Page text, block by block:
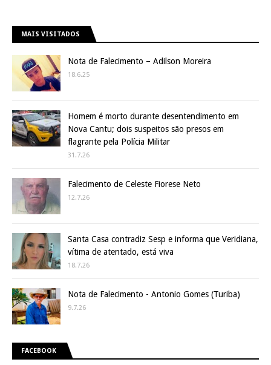
MAIS VISITADOS
Nota de Falecimento – Adilson Moreira
18.6.25
Homem é morto durante desentendimento em
Nova Cantu; dois suspeitos são presos em
flagrante pela Polícia Militar
31.7.26
Falecimento de Celeste Fiorese Neto
12.7.26
Santa Casa contradiz Sesp e informa que Veridiana,
vítima de atentado, está viva
18.7.26
Nota de Falecimento - Antonio Gomes (Turiba)
9.7.26
FACEBOOK